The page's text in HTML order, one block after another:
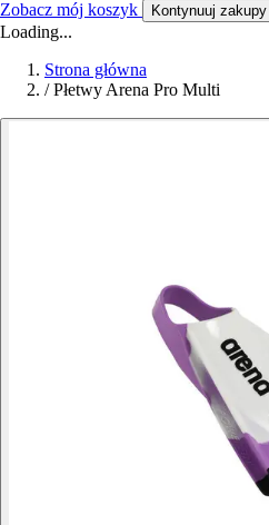
Zobacz mój koszyk Kontynuuj zakupy
Loading...
Strona główna
/ Płetwy Arena Pro Multi